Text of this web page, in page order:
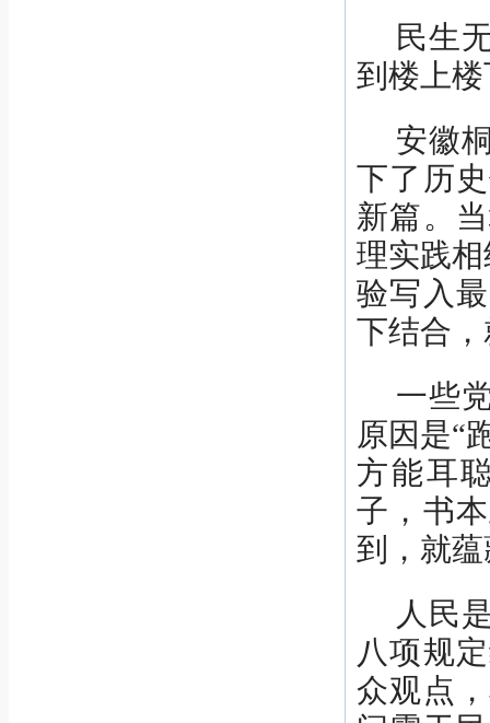
民生
到楼上
安徽
下了历
新篇。
理实践
验写入
下结合
一些
原因是“
方能耳
子，书
到，就
人民
八项规
众观点